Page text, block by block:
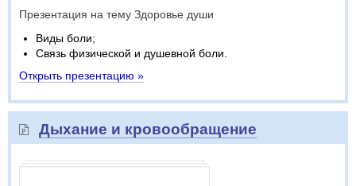
Презентация на тему Здоровье души
Виды боли;
Связь физической и душевной боли.
Открыть презентацию »
Дыхание и кровообращение